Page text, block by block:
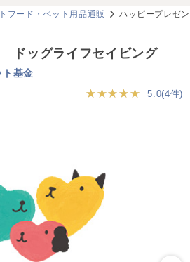
フード・ペット用品通販 ハッピープレゼ
ドッグライフセイビング
ト基金
★★★★★ 5.0(4件)